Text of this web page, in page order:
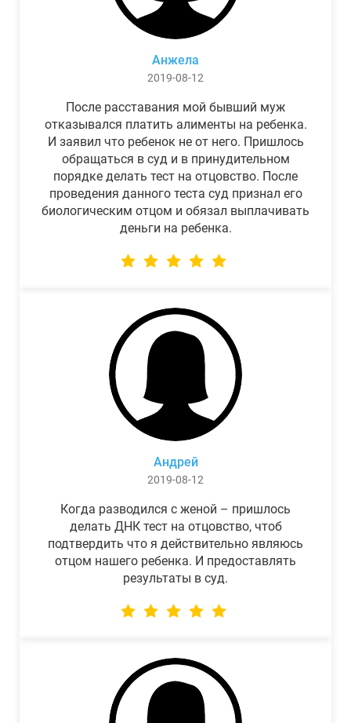
Анжела
2019-08-12
После расставания мой бывший муж
отказывался платить алименты на ребенка.
И заявил что ребенок не от него. Пришлось
обращаться в суд и в принудительном
порядке делать тест на отцовство. После
проведения данного теста суд признал его
биологическим отцом и обязал выплачивать
деньги на ребенка.
Андрей
2019-08-12
Когда разводился с женой – пришлось
делать ДНК тест на отцовство, чтоб
подтвердить что я действительно являюсь
отцом нашего ребенка. И предоставлять
результаты в суд.